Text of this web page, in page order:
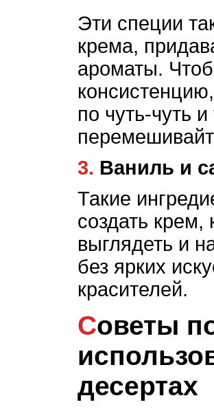
Эти специи
крема,
ароматы.
по чуть-чуть
3. Ваниль и
Такие
создать крем,
выглядеть и
без ярких
красителей.
Советы по хранению и
десертах